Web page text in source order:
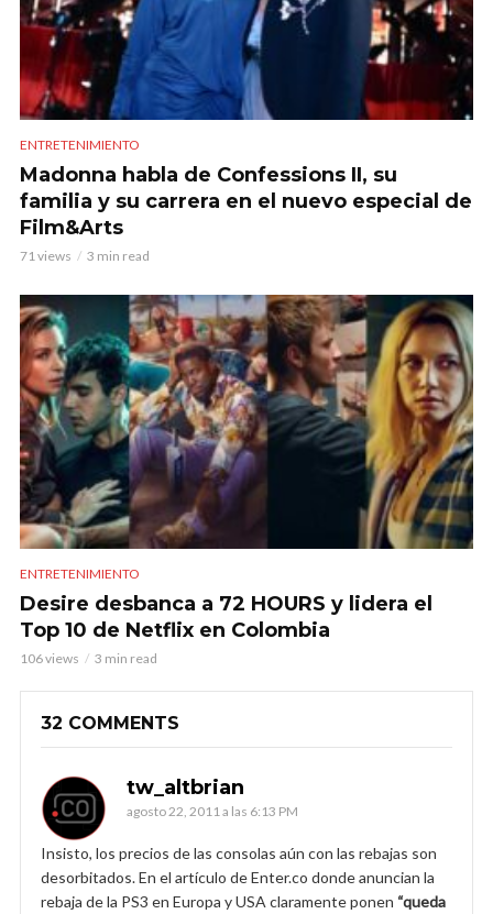
ENTRETENIMIENTO
Madonna habla de Confessions II, su
familia y su carrera en el nuevo especial de
Film&Arts
71 views 3 min read
ENTRETENIMIENTO
Desire desbanca a 72 HOURS y lidera el
Top 10 de Netflix en Colombia
106 views 3 min read
32 COMMENTS
tw_altbrian
agosto 22, 2011 a las 6:13 PM
Insisto, los precios de las consolas aún con las rebajas son
desorbitados. En el artículo de Enter.co donde anuncian la
rebaja de la PS3 en Europa y USA claramente ponen “queda